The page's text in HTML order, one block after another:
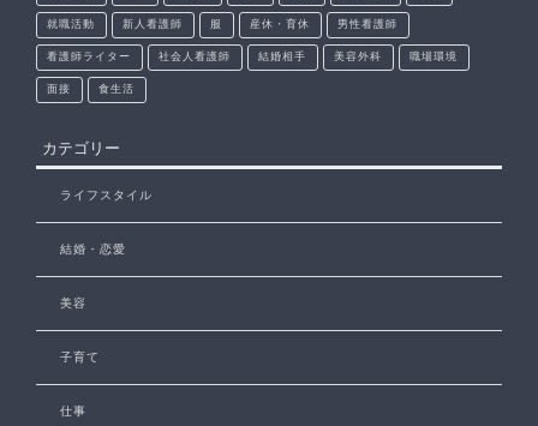
就職活動 新人看護師 服 産休・育休 男性看護師
看護師ライター 社会人看護師 結婚相手 美容外科 職場環境
面接 食生活
カテゴリー
ライフスタイル
結婚・恋愛
美容
子育て
仕事